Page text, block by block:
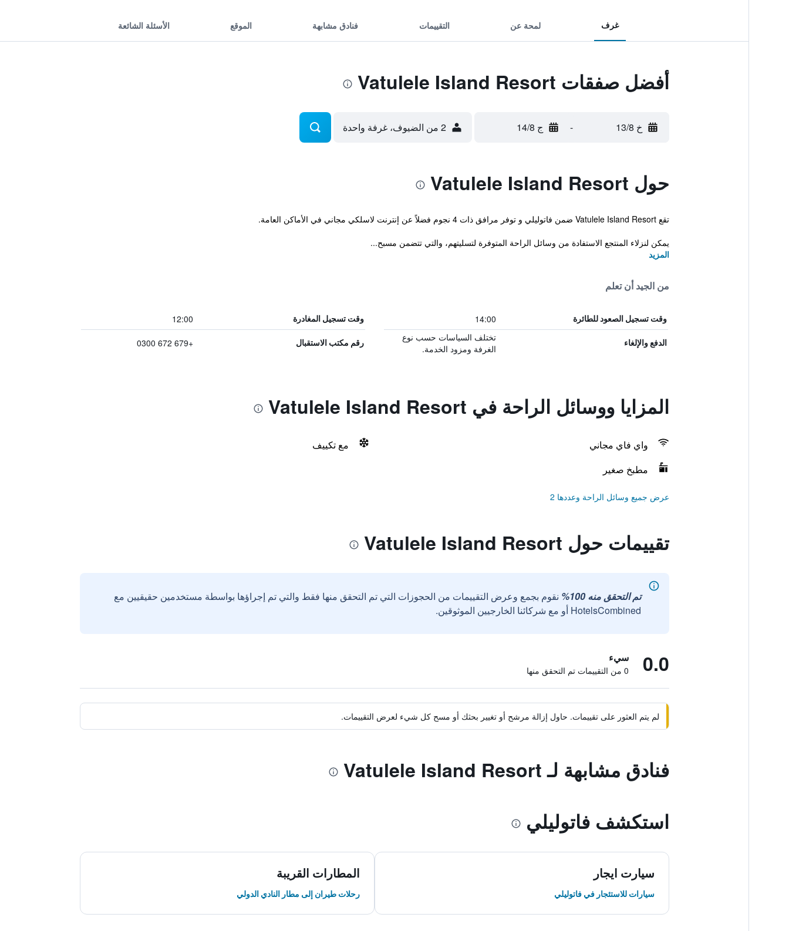
غرف لمحة عن التقييمات فنادق مشابهة الموقع الأسئلة الشائعة
أفضل صفقات Vatulele Island Resort
خ 13/8 - ج 14/8 2 من الضيوف، غرفة واحدة
حول Vatulele Island Resort
تقع Vatulele Island Resort ضمن فاتوليلي و توفر مرافق ذات 4 نجوم فضلاً عن إنترنت لاسلكي مجاني في الأماكن العامة.
يمكن لنزلاء المنتجع الاستفادة من وسائل الراحة المتوفرة لتسليتهم، والتي تتضمن مسبح...
المزيد
من الجيد أن تعلم
وقت تسجيل الصعود للطائرة 14:00 وقت تسجيل المغادرة 12:00
الدفع والإلغاء
تختلف السياسات حسب نوع
الغرفة ومزود الخدمة.
رقم مكتب الاستقبال +679 672 0300
المزايا ووسائل الراحة في Vatulele Island Resort
واي فاي مجاني
مع تكييف
مطبخ صغير
عرض جميع وسائل الراحة وعددها 2
تقييمات حول Vatulele Island Resort
تم التحقق منه 100%
نقوم بجمع وعرض التقييمات من الحجوزات التي تم التحقق منها فقط والتي تم إجراؤها بواسطة مستخدمين حقيقيين مع
HotelsCombined أو مع شركائنا الخارجيين الموثوقين.
0.0 سيء
0 من التقييمات تم التحقق منها
لم يتم العثور على تقييمات. حاول إزالة مرشح أو تغيير بحثك أو مسح كل شيء لعرض التقييمات.
فنادق مشابهة لـ Vatulele Island Resort
استكشف فاتوليلي
سيارت ايجار
سيارات للاستئجار في فاتوليلي
المطارات القريبة
رحلات طيران إلى مطار النادي الدولي